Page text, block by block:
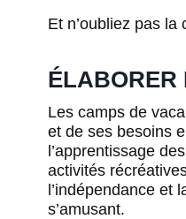
Et n’oubliez pas
ÉLABORER
Les camps de
et de ses besoins
l’apprentissage
activités
l’indépendance et
s’amusant.